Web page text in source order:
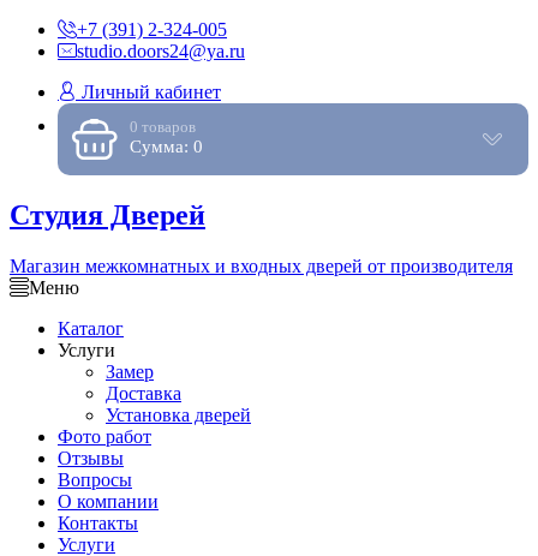
+7 (391) 2-324-005
studio.doors24@ya.ru
Личный кабинет
0 товаров
Сумма: 0
Студия Дверей
Магазин межкомнатных и входных дверей от производителя
Меню
Каталог
Услуги
Замер
Доставка
Установка дверей
Фото работ
Отзывы
Вопросы
О компании
Контакты
Услуги